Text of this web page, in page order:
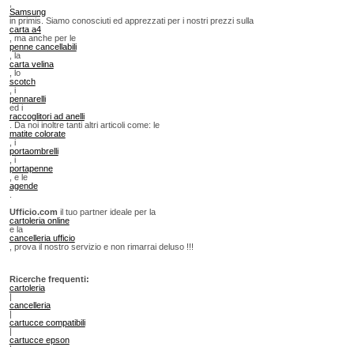
Samsung
in primis. Siamo conosciuti ed apprezzati per i nostri prezzi sulla
carta a4
, ma anche per le
penne cancellabili
, la
carta velina
, lo
scotch
, i
pennarelli
ed i
raccoglitori ad anelli
. Da noi inoltre tanti altri articoli come: le
matite colorate
, i
portaombrelli
, i
portapenne
, e le
agende
Ufficio.com il tuo partner ideale per la
cartoleria online
e la
cancelleria ufficio
, prova il nostro servizio e non rimarrai deluso !!!
Ricerche frequenti:
cartoleria
|
cancelleria
|
cartucce compatibili
|
cartucce epson